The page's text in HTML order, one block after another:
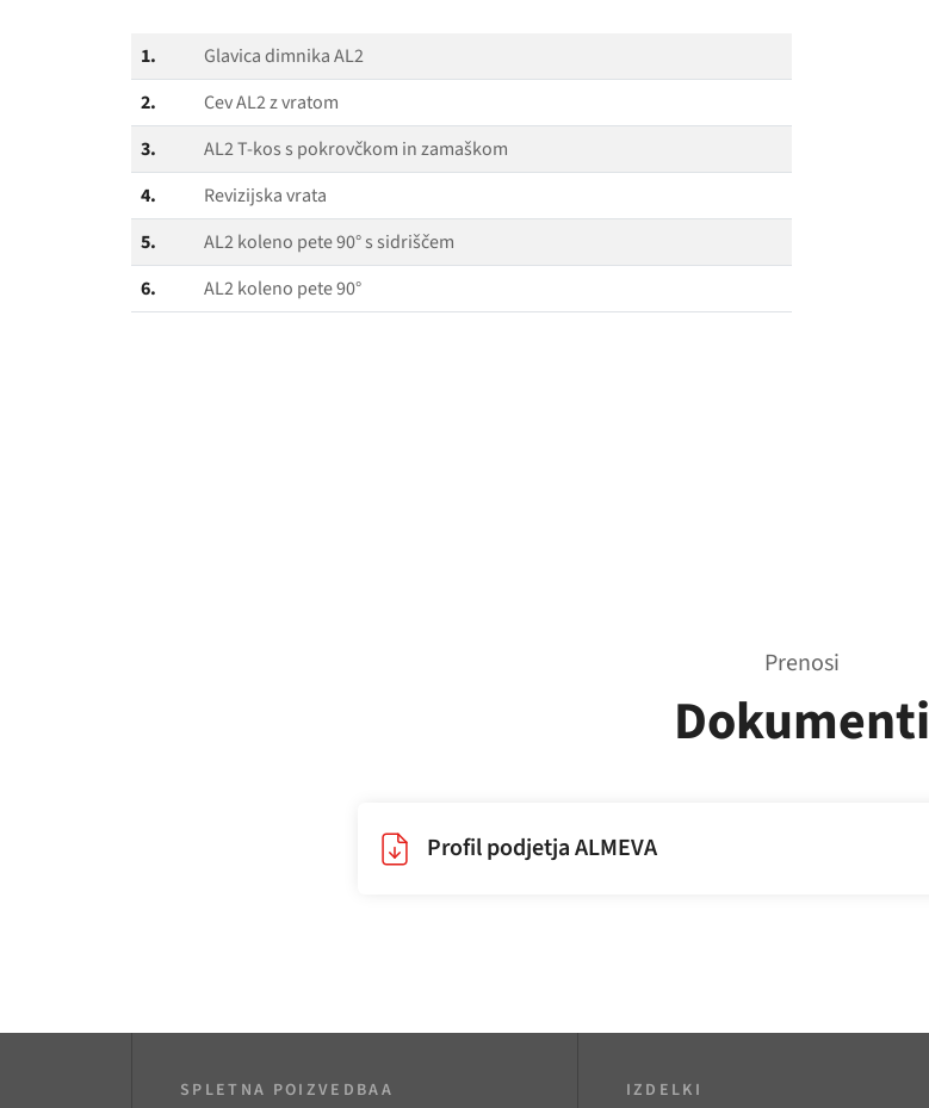
1.
Glavica dimnika AL2
2.
Cev AL2 z vratom
3.
AL2 T‑kos s pokrovčkom in zamaškom
4.
Revizijska vrata
5.
AL2 koleno pete 90° s sidriščem
6.
AL2 koleno pete 90°
Prenosi
Dokumenti
Profil podjetja ALMEVA
SPLETNA POIZVEDBAA IZDELKI